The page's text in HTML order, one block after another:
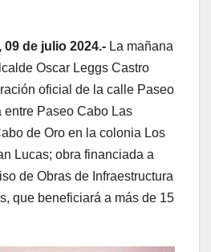
09 de julio 2024.- La mañana
Oscar Leggs Castro
oficial de la calle Paseo
entre Paseo Cabo Las
de Oro en la colonia Los
Lucas; obra financiada a
de Obras de Infraestructura
que beneficiará a más de 15